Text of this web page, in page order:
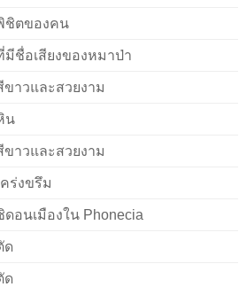
ชิตของคน
มีชื่อเสียงของหมาป่า
ขาวและสวยงาม
น
ขาวและสวยงาม
คร่งขรึม
ดอนเมืองใน Phonecia
ด
ด